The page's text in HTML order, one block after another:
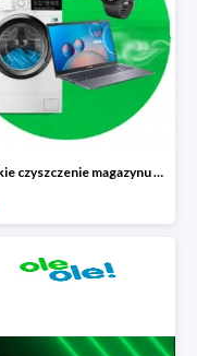
Wielkie czyszczenie magazynu w OleOle! do -40%